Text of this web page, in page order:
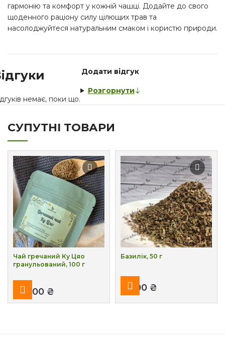
СУПУТНІ ТОВАРИ
Чай гречаний Ку Цяо
гранульований, 100 г
₴
Базилік, 50 г
₴
гармонію та комфорт у кожній чашці. Додайте до свого
щоденного раціону силу цілющих трав та
насолоджуйтеся натуральним смаком і користю природи.
немає, поки що.
Додати відгук
Розгорнути